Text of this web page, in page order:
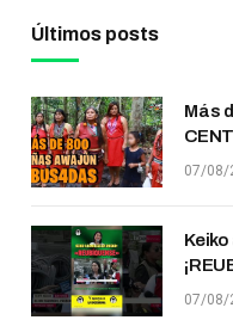
Últimos posts
Más
07/08/
07/08/